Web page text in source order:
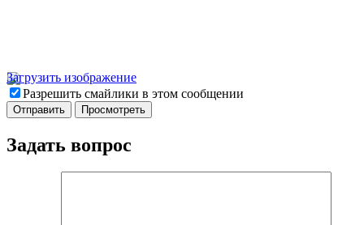
Загрузить изображение
Разрешить смайлики в этом сообщении
Задать вопрос